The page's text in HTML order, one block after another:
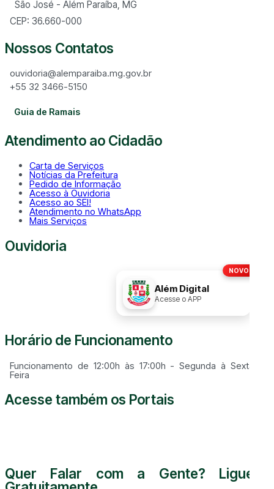
São José - Além Paraíba, MG
CEP: 36.660-000
Nossos Contatos
ouvidoria@alemparaiba.mg.gov.br
+55 32 3466-5150
Guia de Ramais
Atendimento ao Cidadão
Carta de Serviços
Notícias da Prefeitura
Pedido de Informação
Acesso à Ouvidoria
Acesso ao SEI!
Atendimento no WhatsApp
Mais Serviços
Ouvidoria
NOVO!
Além Digital
Acesse o APP
Horário de Funcionamento
Funcionamento de 12:00h às 17:00h - Segunda à Sexta
Feira
Acesse também os Portais
Quer Falar com a Gente? Ligue